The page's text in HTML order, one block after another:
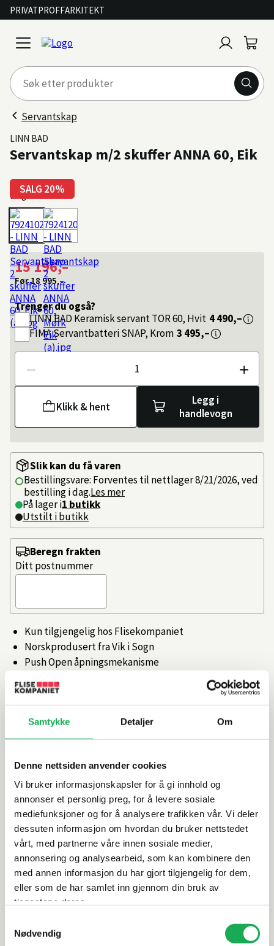
Samtykke Detaljer Om
Denne nettsiden anvender cookies
Vi bruker informasjonskapsler for å gi innhold og
annonser et personlig preg, for å levere sosiale
mediefunksjoner og for å analysere trafikken vår. Vi deler
dessuten informasjon om hvordan du bruker nettstedet
vårt, med partnerne våre innen sosiale medier,
annonsering og analysearbeid, som kan kombinere den
med annen informasjon du har gjort tilgjengelig for dem,
eller som de har samlet inn gjennom din bruk av
tjenestene deres.
Nødvendig
PRIVATPROFFARKITEKT
open
menu
inn
Servantskap
SALG 20%
LINN BAD
Servantskap m/2 skuffer ANNA 60, Eik
Farge: Eik
15 196,–
Før18 995,–
Trenger du også?
LINN BAD Keramisk servant TOR 60, Hvit 4 490,–
FIMAServantbatteri SNAP, Krom 3 495,–
Antall
Klikk & hent
Legg i
handlevogn
Slik kan du få varen
Bestillingsvare: Forventes til nettlager 8/21/2026, ved
bestilling i dag.Les mer
På lager i1 butikk
Utstilt i butikk
Kun tilgjengelig hos Flisekompaniet
Norskprodusert fra Vik i Sogn
Push Open åpningsmekanisme
Leveres ferdig sammensatt klar for montering
Artikkelnr. 101474429
Beregn frakten
Ditt postnummer
Produktinformasjon
Spesifikasjoner
Rengjøring og vedlikehold
Leveringsinformasjon
Alternative produkter